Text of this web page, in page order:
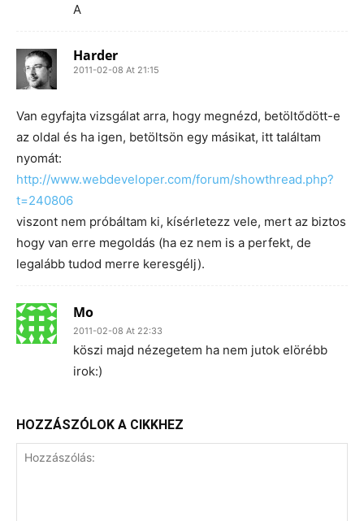
A
Harder
2011-02-08 At 21:15
Van egyfajta vizsgálat arra, hogy megnézd, betöltődött-e
az oldal és ha igen, betöltsön egy másikat, itt találtam
nyomát:
http://www.webdeveloper.com/forum/showthread.php?
t=240806
viszont nem próbáltam ki, kísérletezz vele, mert az biztos
hogy van erre megoldás (ha ez nem is a perfekt, de
legalább tudod merre keresgélj).
Mo
2011-02-08 At 22:33
köszi majd nézegetem ha nem jutok elörébb
irok:)
HOZZÁSZÓLOK A CIKKHEZ